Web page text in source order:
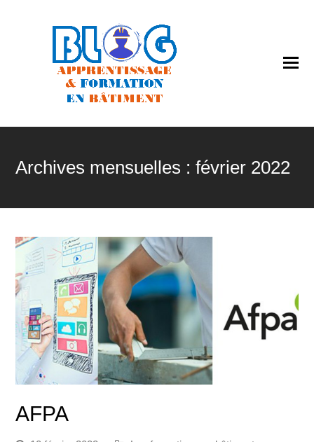
Archives mensuelles : février 2022
AFPA